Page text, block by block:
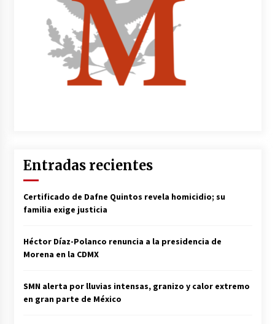
Entradas recientes
Certificado de Dafne Quintos revela homicidio; su
familia exige justicia
Héctor Díaz-Polanco renuncia a la presidencia de
Morena en la CDMX
SMN alerta por lluvias intensas, granizo y calor extremo
en gran parte de México